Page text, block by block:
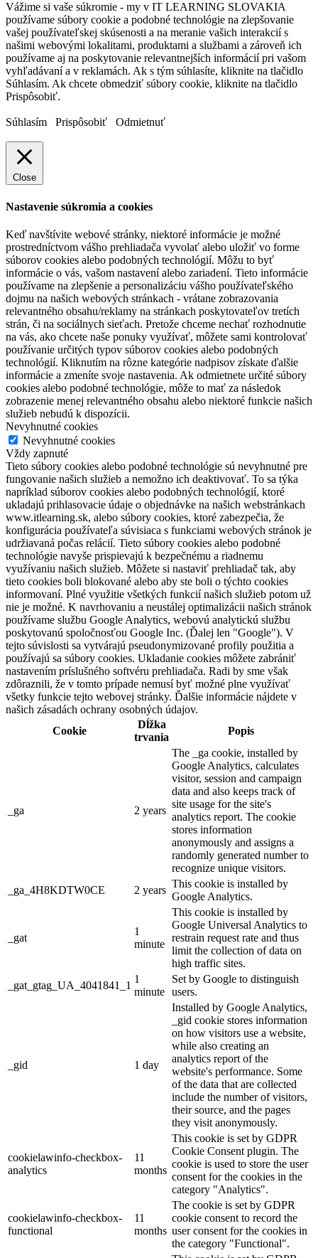
Vážime si vaše súkromie - my v IT LEARNING SLOVAKIA
používame súbory cookie a podobné technológie na zlepšovanie
vašej používateľskej skúsenosti a na meranie vašich interakcií s
našimi webovými lokalitami, produktami a službami a zároveň ich
používame aj na poskytovanie relevantnejších informácií pri vašom
vyhľadávaní a v reklamách. Ak s tým súhlasíte, kliknite na tlačidlo
Súhlasím. Ak chcete obmedziť súbory cookie, kliknite na tlačidlo
Prispôsobiť.
Súhlasím Prispôsobiť Odmietnuť
Close
Nastavenie súkromia a cookies
Keď navštívite webové stránky, niektoré informácie je možné
prostredníctvom vášho prehliadača vyvolať alebo uložiť vo forme
súborov cookies alebo podobných technológií. Môžu to byť
informácie o vás, vašom nastavení alebo zariadení. Tieto informácie
používame na zlepšenie a personalizáciu vášho používateľského
dojmu na našich webových stránkach - vrátane zobrazovania
relevantného obsahu/reklamy na stránkach poskytovateľov tretích
strán, či na sociálnych sieťach. Pretože chceme nechať rozhodnutie
na vás, ako chcete naše ponuky využívať, môžete sami kontrolovať
používanie určitých typov súborov cookies alebo podobných
technológií. Kliknutím na rôzne kategórie nadpisov získate ďalšie
informácie a zmeníte svoje nastavenia. Ak odmietnete určité súbory
cookies alebo podobné technológie, môže to mať za následok
zobrazenie menej relevantného obsahu alebo niektoré funkcie našich
služieb nebudú k dispozícii.
Nevyhnutné cookies
Nevyhnutné cookies
Vždy zapnuté
Tieto súbory cookies alebo podobné technológie sú nevyhnutné pre
fungovanie našich služieb a nemožno ich deaktivovať. To sa týka
napríklad súborov cookies alebo podobných technológií, ktoré
ukladajú prihlasovacie údaje o objednávke na našich webstránkach
www.itlearning.sk, alebo súbory cookies, ktoré zabezpečia, že
konfigurácia používateľa súvisiaca s funkciami webových stránok je
udržiavaná počas relácií. Tieto súbory cookies alebo podobné
technológie navyše prispievajú k bezpečnému a riadnemu
využívaniu našich služieb. Môžete si nastaviť prehliadač tak, aby
tieto cookies boli blokované alebo aby ste boli o týchto cookies
informovaní. Plné využitie všetkých funkcií našich služieb potom už
nie je možné. K navrhovaniu a neustálej optimalizácii našich stránok
používame službu Google Analytics, webovú analytickú službu
poskytovanú spoločnosťou Google Inc. (Ďalej len "Google"). V
tejto súvislosti sa vytvárajú pseudonymizované profily použitia a
používajú sa súbory cookies. Ukladanie cookies môžete zabrániť
nastavením príslušného softvéru prehliadača. Radi by sme však
zdôraznili, že v tomto prípade nemusí byť možné plne využívať
všetky funkcie tejto webovej stránky. Ďalšie informácie nájdete v
našich zásadách ochrany osobných údajov.
Cookie
Dĺžka
trvania
Popis
_ga 2 years
The _ga cookie, installed by
Google Analytics, calculates
visitor, session and campaign
data and also keeps track of
site usage for the site's
analytics report. The cookie
stores information
anonymously and assigns a
randomly generated number to
recognize unique visitors.
_ga_4H8KDTW0CE
2 years
This cookie is installed by
Google Analytics.
_gat
1
minute
This cookie is installed by
Google Universal Analytics to
restrain request rate and thus
limit the collection of data on
high traffic sites.
_gat_gtag_UA_4041841_1
1
minute
Set by Google to distinguish
users.
_gid 1 day
Installed by Google Analytics,
_gid cookie stores information
on how visitors use a website,
while also creating an
analytics report of the
website's performance. Some
of the data that are collected
include the number of visitors,
their source, and the pages
they visit anonymously.
cookielawinfo-checkbox-
analytics
11
months
This cookie is set by GDPR
Cookie Consent plugin. The
cookie is used to store the user
consent for the cookies in the
category "Analytics".
cookielawinfo-checkbox-
functional
11
months
The cookie is set by GDPR
cookie consent to record the
user consent for the cookies in
the category "Functional".